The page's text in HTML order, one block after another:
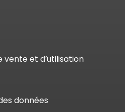
vente et d’utilisation
données